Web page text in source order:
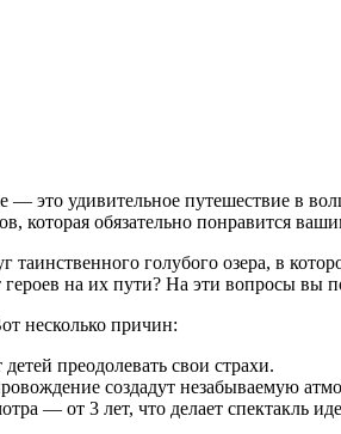
это удивительное путешествие в
которая обязательно понравится
таинственного голубого озера, в
на их пути? На эти вопросы вы
несколько причин:
преодолевать свои страхи.
создадут незабываемую
— от 3 лет, что делает спектакль